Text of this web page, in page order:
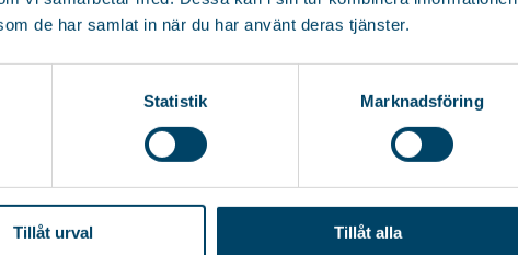
de har samlat in när du har använt deras tjänster.
Statistik Marknadsföring
Tillåt urval Tillåt alla